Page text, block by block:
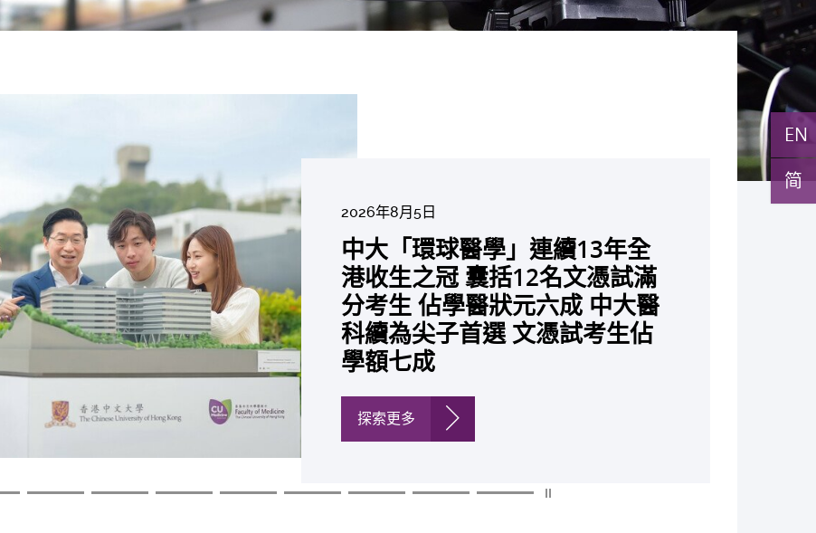
EN
简
2026年8月5日
中大「環球醫學」連續13年全
港收生之冠 囊括12名文憑試滿
分考生 佔學醫狀元六成 中大醫
科續為尖子首選 文憑試考生佔
學額七成
探索更多
2026年7月27日
中大成立嶄新 ITECH醫療科技
評估平台 推動健康經濟分析及
價值醫療
中大研發「AI-OCT」系統助測
糖尿黃斑水腫 假陽性轉介個案
銳減六成 縮短患者輪候診症時
間
探索更多
中大黃秀娟教授獲頒中國工程界
最高榮譽「光華工程科技獎」
成為今屆醫藥衞生領域唯一香港
學者
探索更多
中大新設「香港中文大學鳳凰獎
學金」嘉許公開試狀元 鼓勵學
醫狀元走出課堂放眼世界 裝備
21世紀妙手仁醫
探索更多
中大全新一站式PGT-Plus方案
精準辨識傳統檢測中複雜基因異
常「盲點」 降低人工受孕流產
及異常妊娠風險
探索更多
2026年6月22日
中大發現青光眼治療新靶點 小
鼠實驗證實可恢復七成視力 有
助開創嶄新神經保護療法
探索更多
2026年6月17日
中大成功拆解肝癌免疫治療耐藥
性機制 揭一種免疫細胞具「除
廢餵食」新功能助癌細胞耐藥性
探索更多
2026年6月10日
中大與多名全球專家共同牽頭跨
國肺癌研究 逾半晚期ALK陽性
肺癌病人七年無惡化 因特定基
因異常而引起的肺癌有望變成
「慢性病」 患者可與病共存
探索更多
2026年6月5日
中大教授陳重娥獲頒「清野裕傑
出領袖獎」 成為本港首名學者
榮膺亞洲糖尿病教研最高榮譽
探索更多
2026年6月2日
中大匯聚逾200位區域專家 探討
私人醫療保險如何推動全民健康
覆蓋
探索更多
2026年5月19日
中大張源津醫生成首位亞洲研究
員 榮獲國際泌尿科權威獎項
John K. Lattimer 講座獎
探索更多
2026年5月14日
中大取得「從實驗室到臨床應
用」研究突破 初步證實GLP-1
藥物可改善嚴重中風康復情況
探索更多